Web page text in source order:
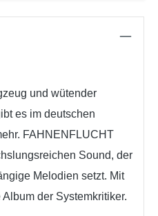
und wütender
es im deutschen
FAHNENFLUCHT
Sound, der
Melodien setzt. Mit
der Systemkritiker.